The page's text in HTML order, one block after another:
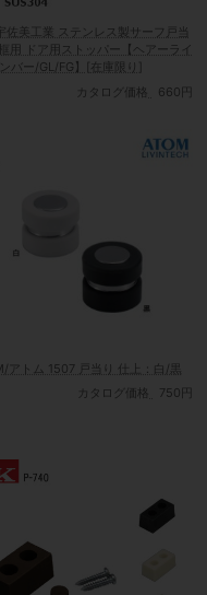
佐美工業 ステンレス製サーフ戸当
用 ドア用ストッパー【ヘアーライ
バー/GL/FG】[在庫限り]
カタログ価格
660円
アトム 1507 戸当り 仕上：白/黒
カタログ価格
750円